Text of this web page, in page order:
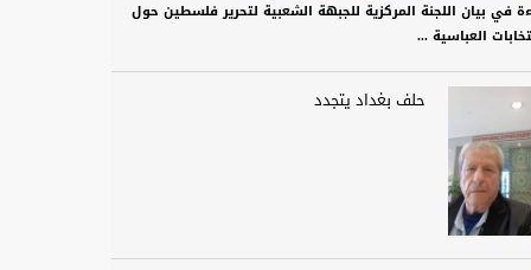
في بيان اللجنة المركزية للجبهة الشعبية لتحرير فلسطين حول
العباسية ...
حلف بغداد يتجدد